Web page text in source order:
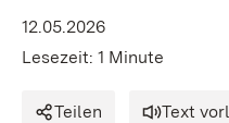
12.05.2026
Lesezeit: 1 Minute
Teilen Text